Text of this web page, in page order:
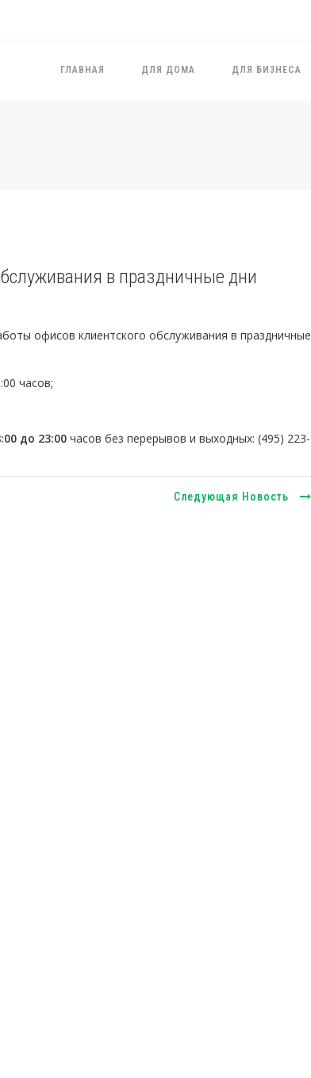
ГЛАВНАЯ ДЛЯ ДОМА ДЛЯ БИЗНЕСА
в праздничные дни
офисов клиентского обслуживания в праздничные
часов;
до 23:00 часов без перерывов и выходных: (495) 223-
Следующая Новость